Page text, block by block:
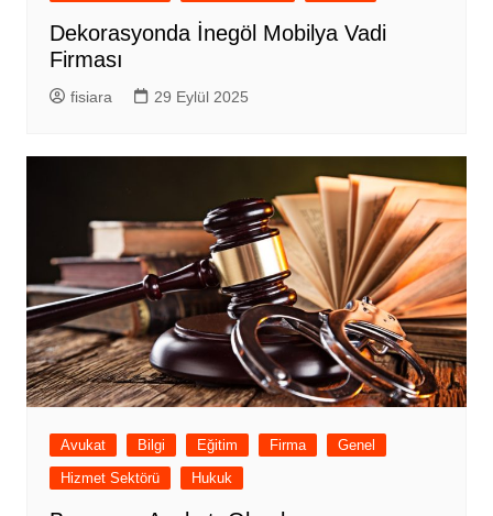
Dekorasyonda İnegöl Mobilya Vadi
Firması
fisiara 29 Eylül 2025
Avukat Bilgi Eğitim Firma
Genel
Hizmet Sektörü
Hukuk